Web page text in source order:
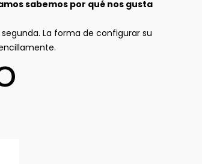
sabemos por qué nos gusta
La forma de configurar su